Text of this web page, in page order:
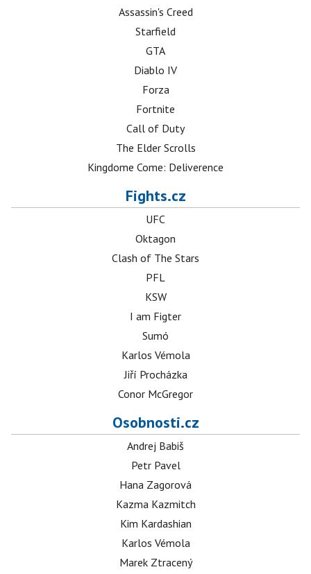
Assassin's Creed
Starfield
GTA
Diablo IV
Forza
Fortnite
Call of Duty
The Elder Scrolls
Kingdome Come: Deliverence
Fights.cz
UFC
Oktagon
Clash of The Stars
PFL
KSW
I am Figter
Sumó
Karlos Vémola
Jiří Procházka
Conor McGregor
Osobnosti.cz
Andrej Babiš
Petr Pavel
Hana Zagorová
Kazma Kazmitch
Kim Kardashian
Karlos Vémola
Marek Ztracený